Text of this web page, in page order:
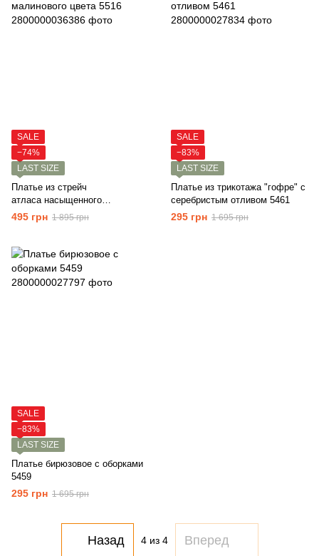
SALE
−74%
LAST SIZE
Платье из стрейч
атласа насыщенного
малинового цвета 5516
495 грн 1 895 грн
SALE
−83%
LAST SIZE
Платье из трикотажа "гофре" с
серебристым отливом 5461
295 грн 1 695 грн
SALE
−83%
LAST SIZE
Платье бирюзовое с оборками
5459
295 грн 1 695 грн
Назад 4из 4 Вперед